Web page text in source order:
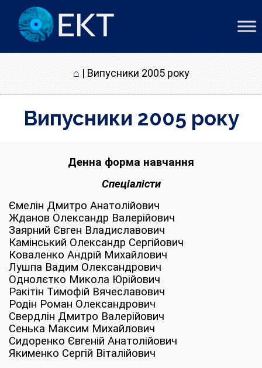
⌂ | Випусники 2005 року
Випусники 2005 року
Денна форма навчання
Спеціалісти
Ємелін Дмитро Анатолійович
Жданов Олександр Валерійович
Заярний Євген Владиславович
Камінський Олександр Сергійович
Коваленко Андрій Михайлович
Лушпа Вадим Олександрович
Однолєтко Микола Юрійович
Ракітін Тимофій Вячеславович
Родін Роман Олександрович
Свердлін Дмитро Валерійович
Сенька Максим Михайлович
Сидоренко Євгеній Анатолійович
Якименко Сергій Віталійович